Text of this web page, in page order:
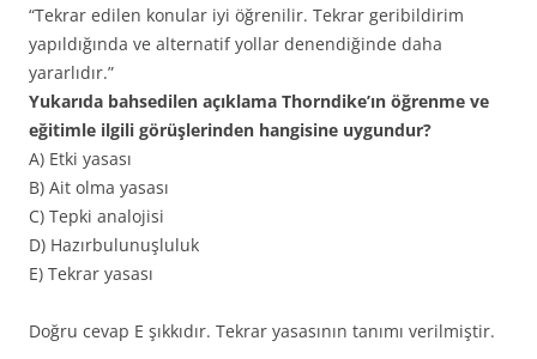
“Tekrar edilen konular iyi öğrenilir. Tekrar geribildirim
yapıldığında ve alternatif yollar denendiğinde daha
yararlıdır.”
Yukarıda bahsedilen açıklama Thorndike’ın öğrenme ve
eğitimle ilgili görüşlerinden hangisine uygundur?
A) Etki yasası
B) Ait olma yasası
C) Tepki analojisi
D) Hazırbulunuşluluk
E) Tekrar yasası
Doğru cevap E şıkkıdır. Tekrar yasasının tanımı verilmiştir.